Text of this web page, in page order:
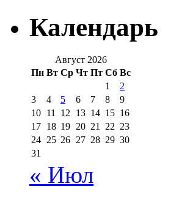
Календарь
Август 2026
Пн Вт Ср Чт Пт Сб Вс
1
2
3
4 5 6 7 8
9
10 11 12 13 14 15 16
17 18 19 20 21 22 23
24 25 26 27 28 29 30
31
« Июл